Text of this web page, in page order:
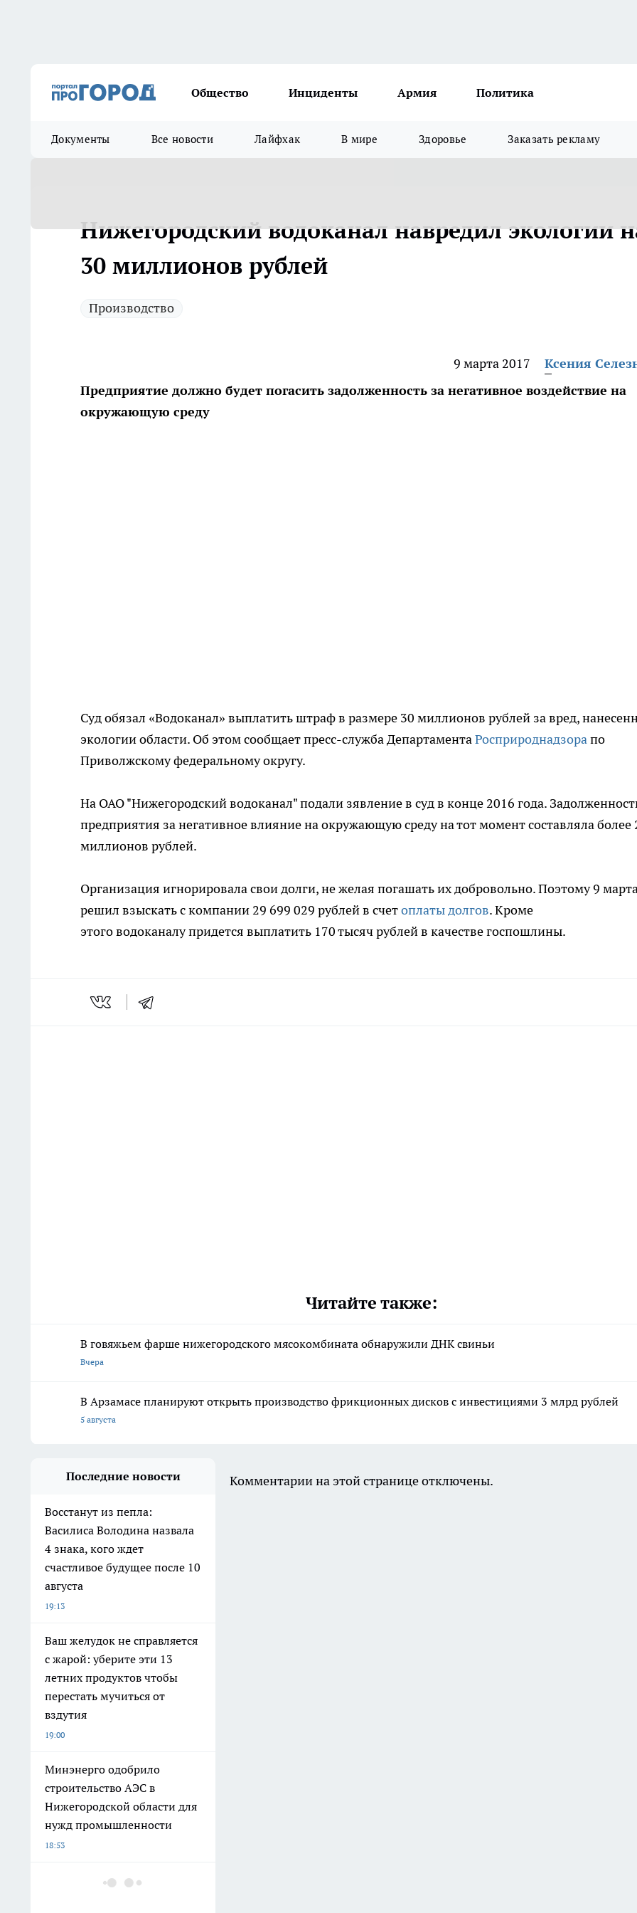
Общество Инциденты Армия Политика
Документы Все новости Лайфхак В мире Здоровье Заказать рекламу
Нижегородский водоканал навредил экологии
30 миллионов рублей
Производство
9 марта 2017
Ксения
Предприятие должно будет погасить задолженность за негативное воздействие на
окружающую среду
Суд обязал «Водоканал» выплатить штраф в размере 30 миллионов рублей за вред,
экологии области. Об этом сообщает пресс-служба ДепартаментаРосприроднадзорапо
Приволжскому федеральному округу.
На ОАО "Нижегородский водоканал" подали зявление в суд в конце 2016 года.
предприятия за негативное влияние на окружающую среду на тот момент составляла более
миллионов рублей.
Организация игнорировала свои долги, не желая погашать их добровольно. Поэтому 9
решил взыскать с компании 29 699 029 рублей в счетоплаты долгов. Кроме
этого водоканалу придется выплатить 170 тысяч рублей в качестве госпошлины.
Читайте также:
В говяжьем фарше нижегородского мясокомбината обнаружили ДНК свиньи
Вчера
В Арзамасе планируют открыть производство фрикционных дисков с инвестициями 3 млрд рублей
5 августа
Последние новости
Восстанут из пепла:
Василиса Володина назвала
4 знака, кого ждет
счастливое будущее после 10
августа
19:13
Ваш желудок не справляется
с жарой: уберите эти 13
летних продуктов чтобы
перестать мучиться от
вздутия
19:00
Минэнерго одобрило
строительство АЭС в
Нижегородской области для
нужд промышленности
18:53
В сливочном масле
Комментарии на этой странице отключены.